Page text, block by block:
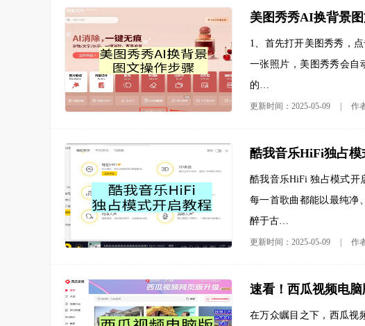
美图秀秀AI换背景
1、首先打开美图秀秀，
一张照片，美图秀秀会自
的…
更新时间：2025-05-09 作
酷我音乐HiFi独占
酷我音乐HiFi 独占模式开
每一首歌曲都能以最纯净
醉于古…
更新时间：2025-05-09 作
速看！西瓜视频电
在万众瞩目之下，西瓜视